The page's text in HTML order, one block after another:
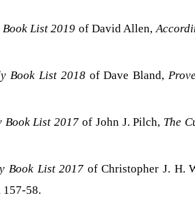
Book List 2019 of David Allen,
Book List 2018of Dave Bland,
Book List 2017 of John J. Pilch, The
Book List 2017 of Christopher J. H.
58.